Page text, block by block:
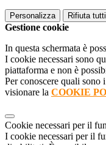
Personalizza Rifiuta tutti
Gestione cookie
In questa schermata è
I cookie necessari sono
piattaforma e non è
Per conoscere quali sono
visionare la COOKIE
Cookie necessari per il
I cookie necessari per il